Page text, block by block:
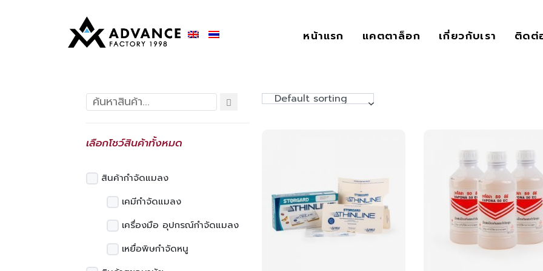
หน้าแรก แคตตาล็อก เกี่ยวกับเรา ติดต่
เลือกโชว์สินค้าทั้งหมด
สินค้ากำจัดแมลง
เคมีกำจัดแมลง
เครื่องมือ อุปกรณ์กำจัดแมลง
เหยื่อพิษกำจัดหนู